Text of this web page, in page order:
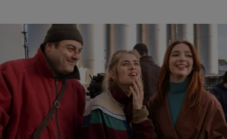
Riflessioni